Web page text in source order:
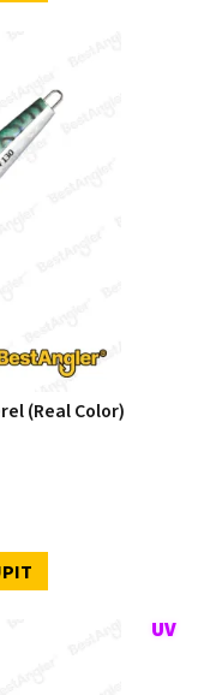
(Real Color)